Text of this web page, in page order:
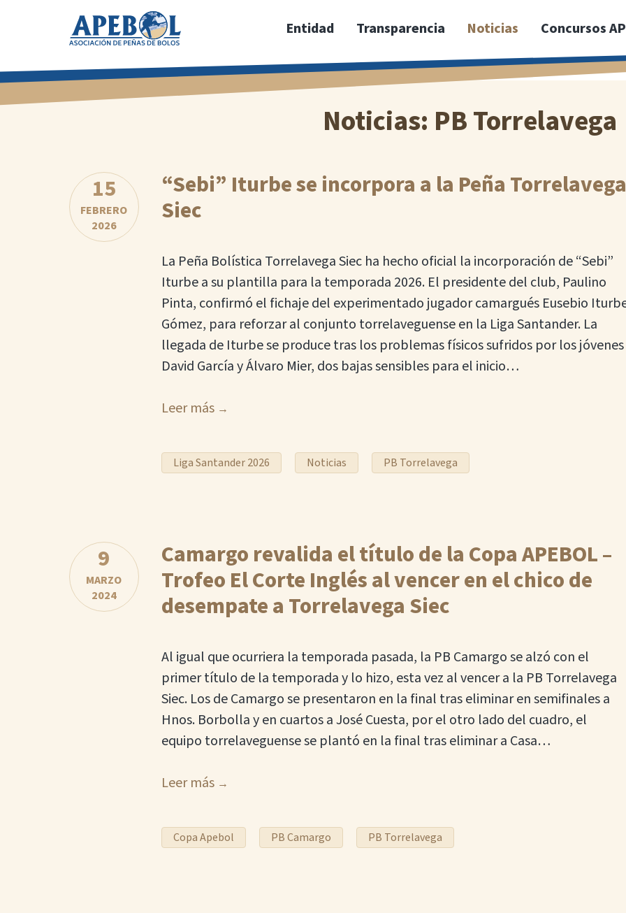
principal
Entidad Transparencia Noticias Concursos
Noticias: PB Torrelavega
15
FEBRERO
2026
“Sebi” Iturbe se incorpora a la Peña Torrelavega
Siec
La Peña Bolística Torrelavega Siec ha hecho oficial la incorporación de “Sebi”
Iturbe a su plantilla para la temporada 2026. El presidente del club, Paulino
Pinta, confirmó el fichaje del experimentado jugador camargués Eusebio
Gómez, para reforzar al conjunto torrelaveguense en la Liga Santander. La
llegada de Iturbe se produce tras los problemas físicos sufridos por los jóvenes
David García y Álvaro Mier, dos bajas sensibles para el inicio…
Leer más
Liga Santander 2026 Noticias PB Torrelavega
9
MARZO
2024
Camargo revalida el título de la Copa APEBOL –
Trofeo El Corte Inglés al vencer en el chico de
desempate a Torrelavega Siec
Al igual que ocurriera la temporada pasada, la PB Camargo se alzó con el
primer título de la temporada y lo hizo, esta vez al vencer a la PB Torrelavega
Siec. Los de Camargo se presentaron en la final tras eliminar en semifinales a
Hnos. Borbolla y en cuartos a José Cuesta, por el otro lado del cuadro, el
equipo torrelaveguense se plantó en la final tras eliminar a Casa…
Leer más
Copa Apebol PB Camargo PB Torrelavega